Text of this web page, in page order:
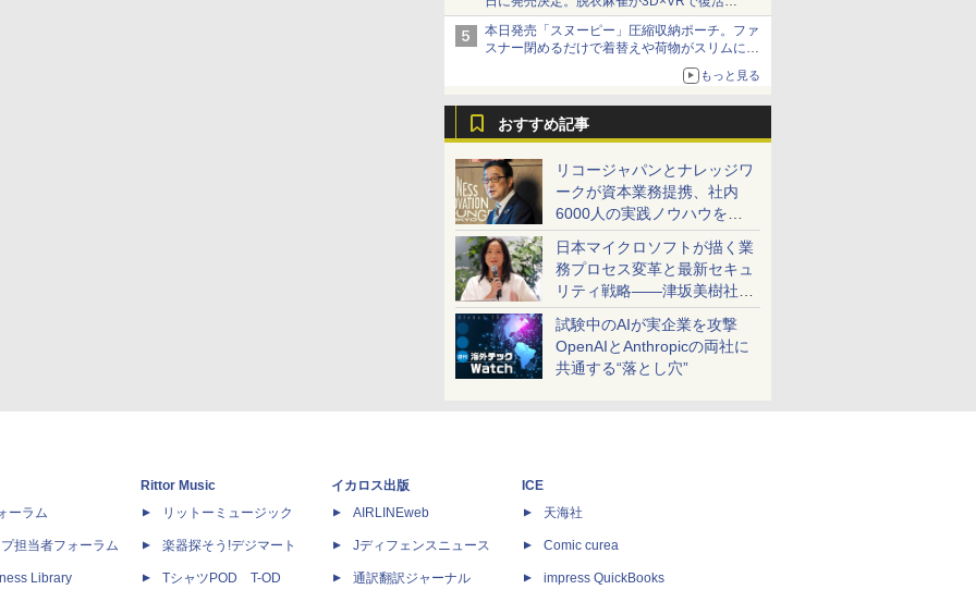
発売から2週間は20%オフになるセールが実施
本日発売「スヌーピー」圧縮収納ポーチ。ファ
スナー閉めるだけで着替えや荷物がスリムにま
もっと見る
おすすめ記事
リコージャパンとナレッジワ
ークが資本業務提携、社内
6000人の実践ノウハウを生
かした「AI商談記録 for
RICOH」を展開へ
日本マイクロソフトが描く業
務プロセス変革と最新セキュ
リティ戦略――津坂美樹社長
が2027年度戦略を説明
試験中のAIが実企業を攻撃
OpenAIとAnthropicの両社に
共通する“落とし穴”
ーラム
担当者フォーラム
Library
Rittor Music
リットーミュージック
楽器探そう!デジマート
TシャツPOD T-OD
イカロス出版
AIRLINEweb
Jディフェンスニュース
通訳翻訳ジャーナル
ICE
天海社
Comic curea
impress QuickBooks